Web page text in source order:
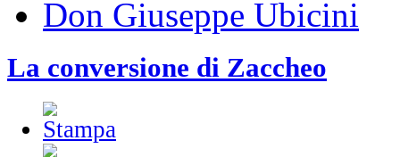
Don Giuseppe Ubicini
La conversione di Zaccheo